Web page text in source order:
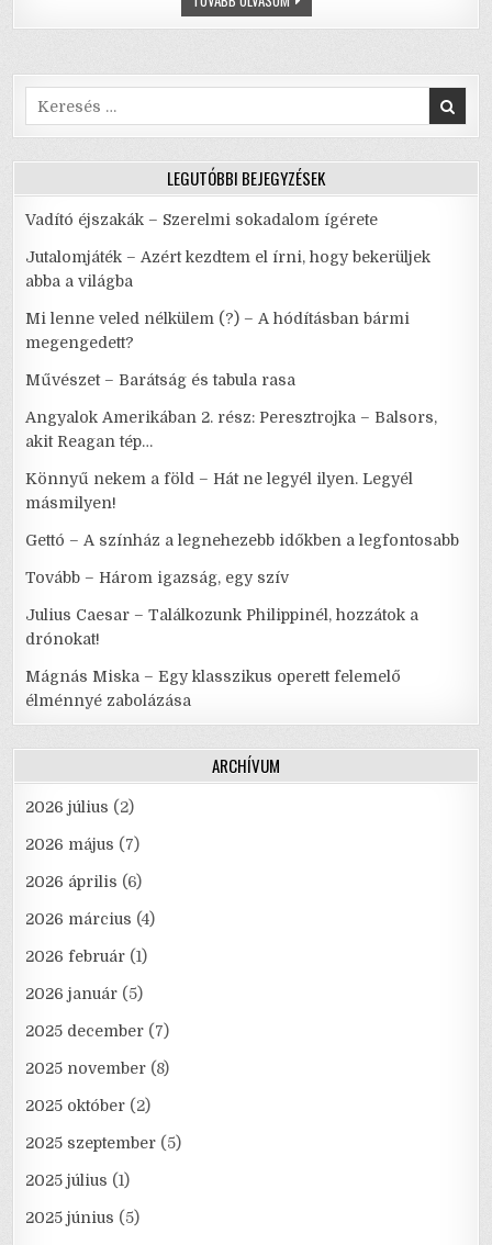
k
VELENCEI
KALMÁR
A
GYŰLÖLETRŐL
Search
for:
LEGUTÓBBI BEJEGYZÉSEK
Vadító éjszakák – Szerelmi sokadalom ígérete
Jutalomjáték – Azért kezdtem el írni, hogy bekerüljek
abba a világba
Mi lenne veled nélkülem (?) – A hódításban bármi
megengedett?
Művészet – Barátság és tabula rasa
Angyalok Amerikában 2. rész: Peresztrojka – Balsors,
akit Reagan tép…
Könnyű nekem a föld – Hát ne legyél ilyen. Legyél
másmilyen!
Gettó – A színház a legnehezebb időkben a legfontosabb
Tovább – Három igazság, egy szív
Julius Caesar – Találkozunk Philippinél, hozzátok a
drónokat!
Mágnás Miska – Egy klasszikus operett felemelő
élménnyé zabolázása
ARCHÍVUM
2026 július (2)
2026 május (7)
2026 április (6)
2026 március (4)
2026 február (1)
2026 január (5)
2025 december (7)
2025 november (8)
2025 október (2)
2025 szeptember (5)
2025 július (1)
2025 június (5)